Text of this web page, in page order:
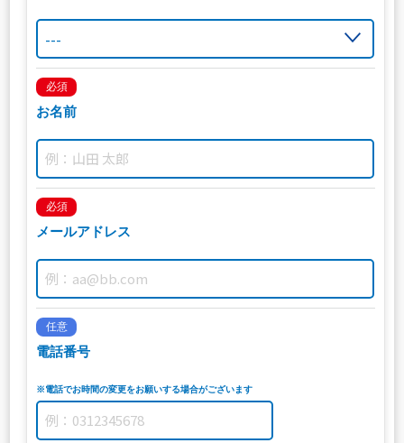
必須
お名前
必須
メールアドレス
任意
電話番号
※電話でお時間の変更をお願いする場合がございます